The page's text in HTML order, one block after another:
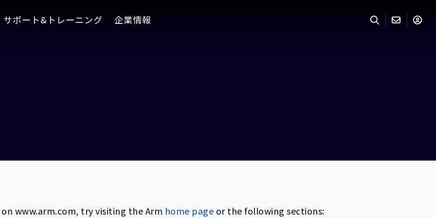
サポート&トレーニング 企業情報
www.arm.com, try visiting the Arm home page or the following sections: